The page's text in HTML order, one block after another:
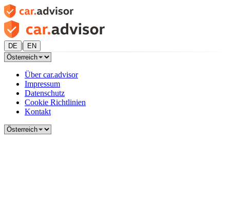
DE | EN
Über car.advisor
Impressum
Datenschutz
Cookie Richtlinien
Kontakt